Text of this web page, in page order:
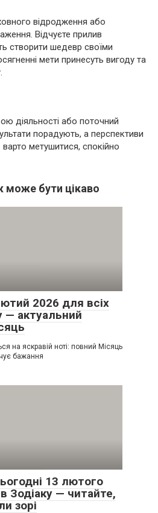
відродження або
Відчуєте прилив
створити шедевр своїми
мети принесуть вигоду та
діяльності або поточний
порадують, а перспективи
метушитися, спокійно
може бути цікаво
2026 для всіх
— актуальний
на яскравій ноті: повний Місяць
бажання
13 лютого
Зодіаку — читайте,
зорі